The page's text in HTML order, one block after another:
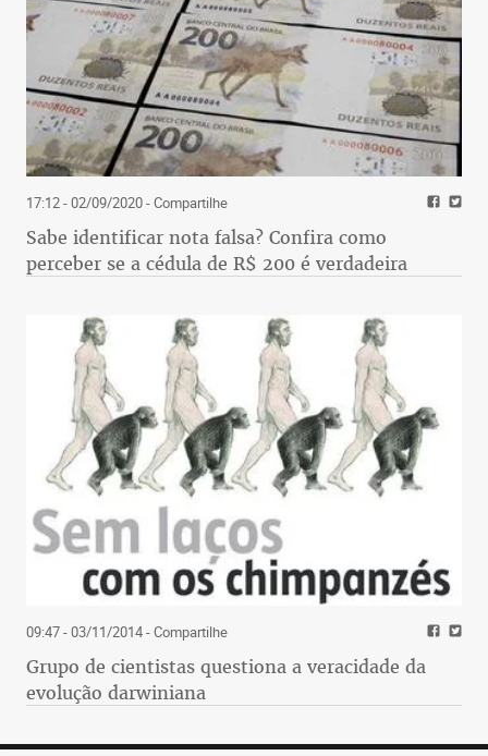
17:12 - 02/09/2020- Compartilhe
Sabe identificar nota falsa? Confira como
perceber se a cédula de R$ 200 é verdadeira
09:47 - 03/11/2014- Compartilhe
Grupo de cientistas questiona a veracidade da
evolução darwiniana